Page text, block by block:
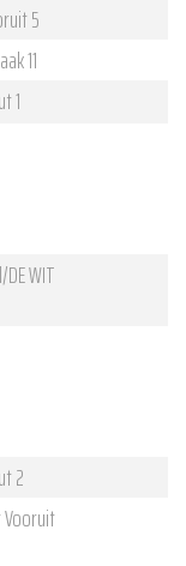
5
11
1
WIT
2